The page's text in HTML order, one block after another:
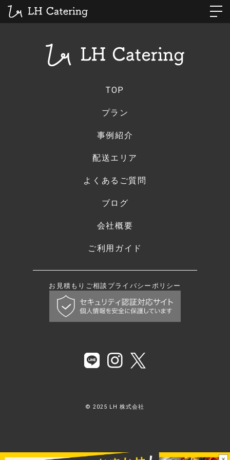
TOP
プラン
事例紹介
配送エリア
よくあるご質問
ブログ
会社概要
ご利用ガイド
お見積もり ご相談 プライバシーポリシー
© 2025 LH 株式会社